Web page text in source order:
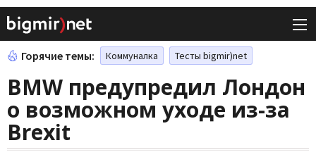
Горячие темы: Коммуналка Тесты bigmir)net
BMW предупредил Лондон
о возможном уходе из-за
Brexit